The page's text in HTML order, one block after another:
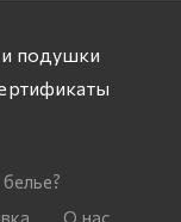
подушки
О нас